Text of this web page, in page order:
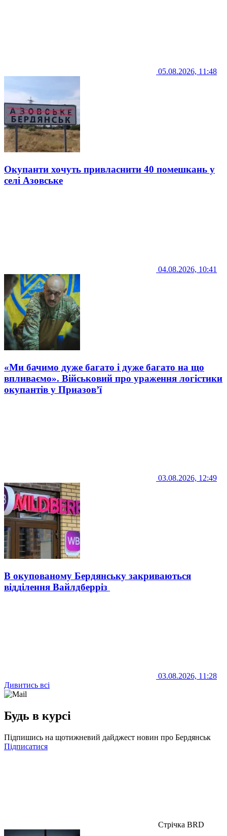
05.08.2026, 11:48
Окупанти хочуть привласнити 40 помешкань у
селі Азовське
04.08.2026, 10:41
«Ми бачимо дуже багато і дуже багато на що
впливаємо». Військовий про ураження логістики
окупантів у Приазов’ї
03.08.2026, 12:49
В окупованому Бердянську закриваються
відділення Вайлдберріз
03.08.2026, 11:28
Дивитись всі
Будь в курсі
Підпишись на щотижневий дайджест новин про Бердянськ
Підписатися
Стрічка BRD